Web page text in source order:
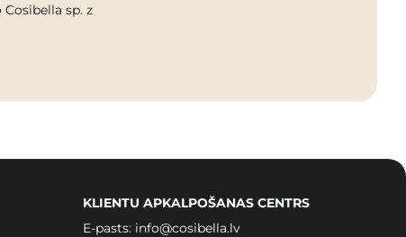
sp. z
KLIENTU APKALPOŠANAS CENTRS
E-pasts: info@cosibella.lv